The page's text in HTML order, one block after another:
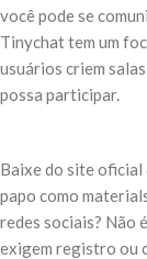
você pode se
Tinychat tem um
usuários criem
possa participar.
Baixe do site
papo como
redes sociais? Não
exigem registro ou